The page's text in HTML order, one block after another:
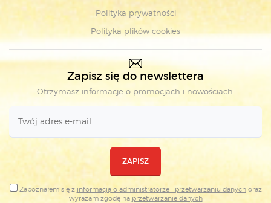
Polityka prywatności
Polityka plików cookies
Zapisz się do newslettera
Otrzymasz informacje o promocjach i nowościach.
ZAPISZ
Zapoznałem się z informacją o administratorze i przetwarzaniu danychoraz
wyrażam zgodę na przetwarzanie danych